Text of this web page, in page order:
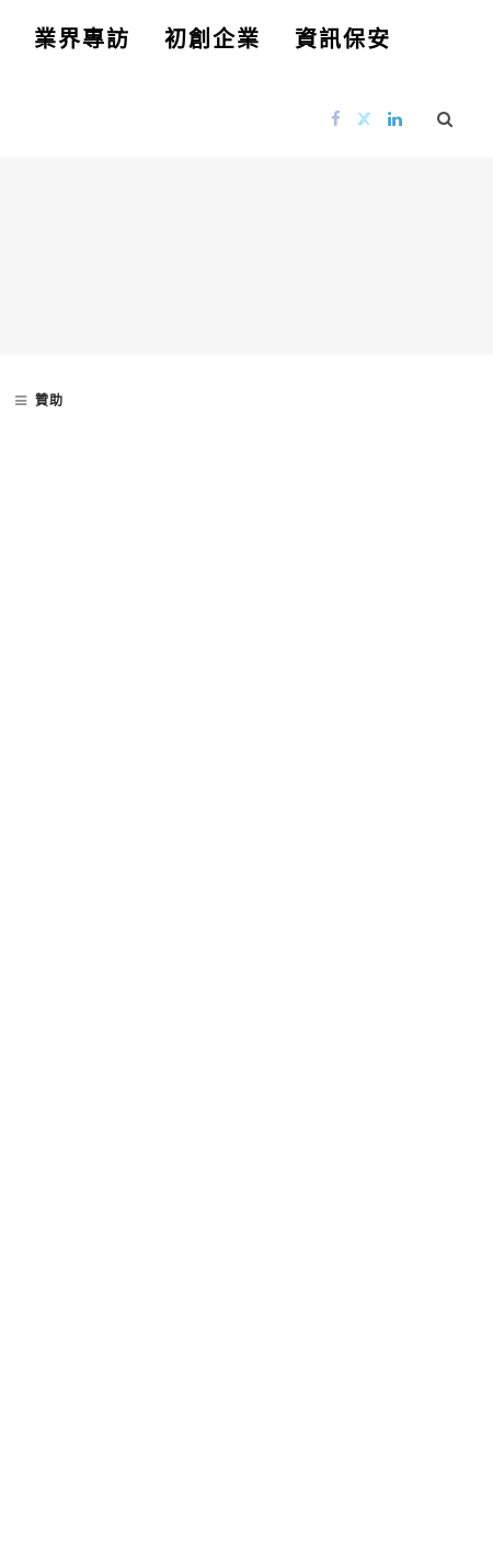
業界專訪 初創企業 資訊保安
贊助